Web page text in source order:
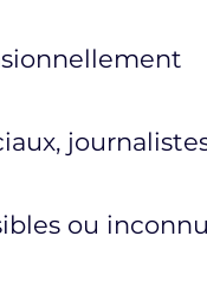
ou